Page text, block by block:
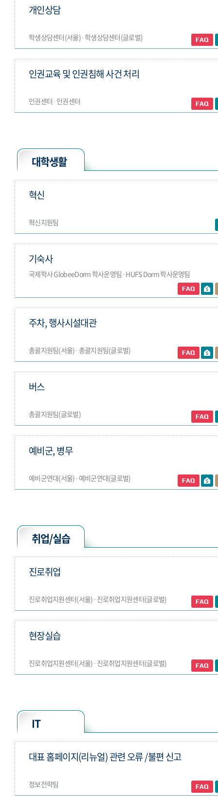
학생상담센터(서울) ∙ 학생상담센터(글로벌)
개인상담
인권센터 ∙ 인권센터
인권교육 및 인권침해 사건 처리
대학생활
혁신지원팀
혁신
국제학사 GlobeeDorm 학사운영팀 ∙ HUFS Dorm 학사운영팀
기숙사
총괄지원팀(서울) ∙ 총괄지원팀(글로벌)
주차, 행사시설대관
총괄지원팀(글로벌)
버스
예비군연대(서울) ∙ 예비군연대(글로벌)
예비군, 병무
취업/실습
진로취업지원센터(서울) ∙ 진로취업지원센터(글로벌)
진로취업
진로취업지원센터(서울) ∙ 진로취업지원센터(글로벌)
현장실습
IT
정보전략팀
대표 홈페이지(리뉴얼) 관련 오류 /불편 신고